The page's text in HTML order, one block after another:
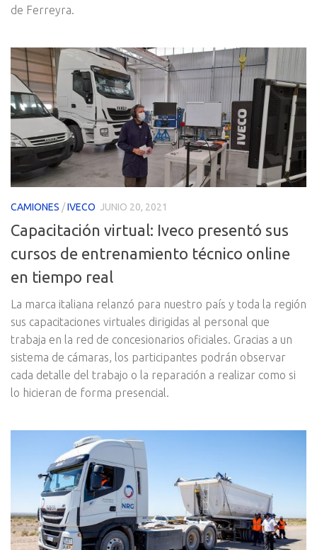
de Ferreyra.
CAMIONES /IVECO JUNIO 20, 2021
Capacitación virtual: Iveco presentó sus
cursos de entrenamiento técnico online
en tiempo real
La marca italiana relanzó para nuestro país y toda la región
sus capacitaciones virtuales dirigidas al personal que
trabaja en la red de concesionarios oficiales. Gracias a un
sistema de cámaras, los participantes podrán observar
cada detalle del trabajo o la reparación a realizar como si
lo hicieran de forma presencial.